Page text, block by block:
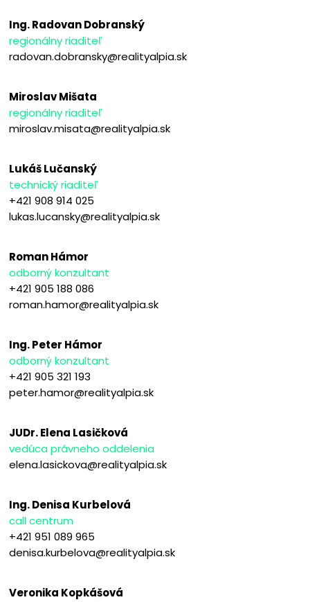
Ing. Radovan Dobranský
regionálny riaditeľ
radovan.dobransky@realityalpia.sk
Miroslav Mišata
regionálny riaditeľ
miroslav.misata@realityalpia.sk
Lukáš Lučanský
technický riaditeľ
+421 908 914 025
lukas.lucansky@realityalpia.sk
Roman Hámor
odborný konzultant
+421 905 188 086
roman.hamor@realityalpia.sk
Ing. Peter Hámor
odborný konzultant
+421 905 321 193
peter.hamor@realityalpia.sk
JUDr. Elena Lasičková
vedúca právneho oddelenia
elena.lasickova@realityalpia.sk
Ing. Denisa Kurbelová
call centrum
+421 951 089 965
denisa.kurbelova@realityalpia.sk
Veronika Kopkášová